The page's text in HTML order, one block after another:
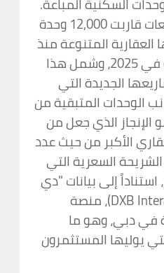
سجلت "بن غاطي" مبيعات قاربت 12,000 وحدة
المتنوعة منذ
بداية العام حتى تاريخه في 2025، وشمل هذا
الجديدة التي
الوحدات المتبقية من
الإنجاز الذي جعل من
الأكبر من حيث عدد
السعرية التي
استناداً إلى بيانات "دي
إكس بي إنتراكت" (DXB Interact)، منصة
في دبي، وهو ما
يوليها المستثمرون